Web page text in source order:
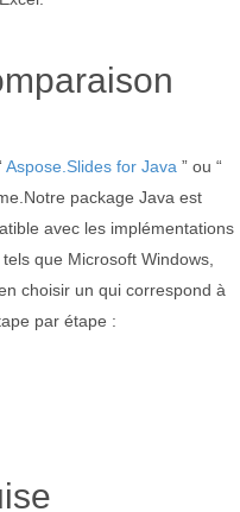
Aspose.Slides for Java ” ou “
package Java est
avec les implémentations
que Microsoft Windows,
choisir un qui correspond à
par étape :